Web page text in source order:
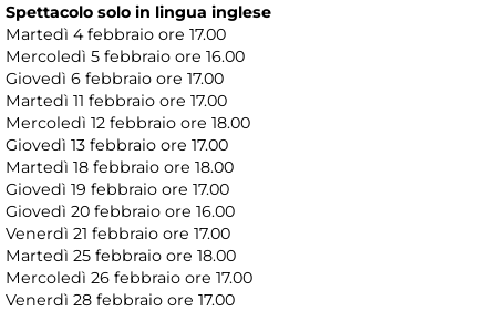
Spettacolo solo in lingua inglese
Martedì 4 febbraio ore 17.00
Mercoledì 5 febbraio ore 16.00
Giovedì 6 febbraio ore 17.00
Martedì 11 febbraio ore 17.00
Mercoledì 12 febbraio ore 18.00
Giovedì 13 febbraio ore 17.00
Martedì 18 febbraio ore 18.00
Giovedì 19 febbraio ore 17.00
Giovedì 20 febbraio ore 16.00
Venerdì 21 febbraio ore 17.00
Martedì 25 febbraio ore 18.00
Mercoledì 26 febbraio ore 17.00
Venerdì 28 febbraio ore 17.00